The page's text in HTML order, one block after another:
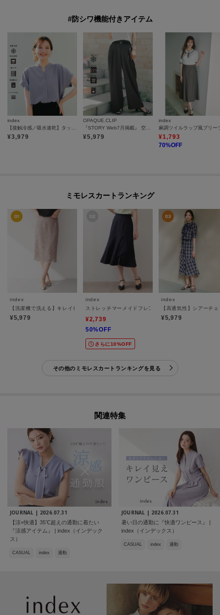
#防シワ機能付きアイテム
index
【接触冷感／吸水速乾】タックスキッパーブラウス《防シワ／イージーアイロン／洗濯機OK／9col》
¥3,979
OPAQUE.CLIP
『STORY Web7月掲載』 空気パンツ《接触冷感／UVケア／吸水速乾／防シワ／洗濯機OK》
¥5,979
index
¥1,793
70%OFF
ミモレスカートランキング
index
【洗濯機で洗える】キレイをつくるレースタイトスカート
¥5,979
index
ストレッチマーメイドフレアスカート【防シワ／洗濯機
¥2,739
50%OFF
さらに10%OFF
index
【高通気性】シアーチ
¥5,979
その他のミモレスカートランキングを見る
関連特集
JOURNAL | 2026.07.31
【涼×快適】35℃超えの通勤に着たい
『涼感アイテム』 | index（インデック
ス）
CASUAL index 通勤
JOURNAL | 2026.07.31
暑い日の通勤に『快適ワンピース』 |
index（インデックス）
CASUAL index 通勤